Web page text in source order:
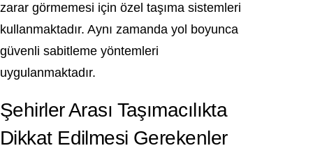
zarar görmemesi için özel taşıma sistemleri
kullanmaktadır. Aynı zamanda yol boyunca
güvenli sabitleme yöntemleri
uygulanmaktadır.
Şehirler Arası Taşımacılıkta
Dikkat Edilmesi Gerekenler